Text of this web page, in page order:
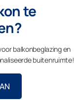
te
balkonbeglazing en
buitenruimte!